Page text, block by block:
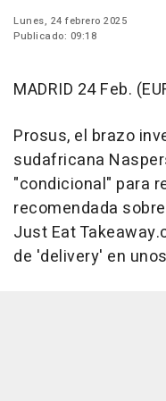
Lunes, 24 febrero 2025
Publicado: 09:18
MADRID 24 Feb.
Prosus, el brazo
sudafricana
"condicional" para
recomendada
Just Eat
de 'delivery' en